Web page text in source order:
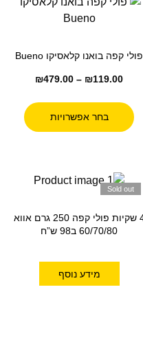
פולי קפה בואנו קלאסיקו Bueno
₪119.00
–
₪479.00
בחר אפשרויות
Sold out
4 שקיות פולי קפה 250 גרם אווא
60/70/80 ב98 ש”ח
מידע נוסף